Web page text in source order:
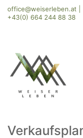
office@weiserleben.at
+43(0) 664 244 88 38